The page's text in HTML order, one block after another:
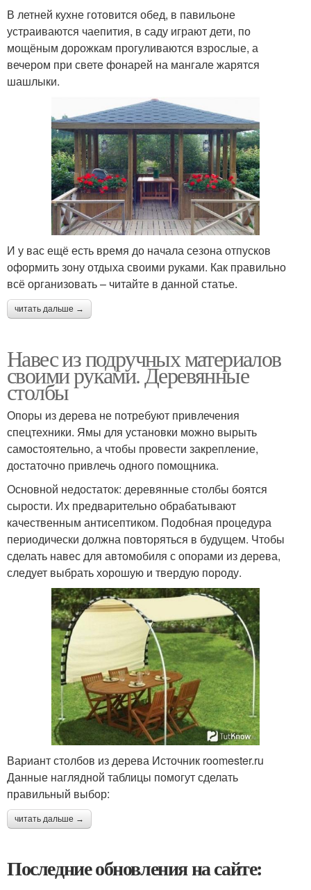
В летней кухне готовится обед, в павильоне
устраиваются чаепития, в саду играют дети, по
мощёным дорожкам прогуливаются взрослые, а
вечером при свете фонарей на мангале жарятся
шашлыки.
И у вас ещё есть время до начала сезона отпусков
оформить зону отдыха своими руками. Как правильно
всё организовать – читайте в данной статье.
читать дальше →
Навес из подручных материалов
своими руками. Деревянные
столбы
Опоры из дерева не потребуют привлечения
спецтехники. Ямы для установки можно вырыть
самостоятельно, а чтобы провести закрепление,
достаточно привлечь одного помощника.
Основной недостаток: деревянные столбы боятся
сырости. Их предварительно обрабатывают
качественным антисептиком. Подобная процедура
периодически должна повторяться в будущем. Чтобы
сделать навес для автомобиля с опорами из дерева,
следует выбрать хорошую и твердую породу.
Вариант столбов из дерева Источник roomester.ru
Данные наглядной таблицы помогут сделать
правильный выбор:
читать дальше →
Последние обновления на сайте: